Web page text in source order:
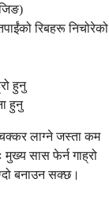
रिबहरू निचोरेको
हुनु
हुनु
लाग्ने जस्ता कम
सास फेर्न गाह्रो
बनाउन सक्छ।